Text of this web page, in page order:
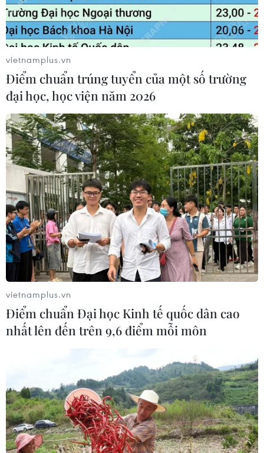
vietnamplus.vn
Điểm chuẩn trúng tuyển của một số trường
đại học, học viện năm 2026
vietnamplus.vn
Điểm chuẩn Đại học Kinh tế quốc dân cao
nhất lên đến trên 9,6 điểm mỗi môn